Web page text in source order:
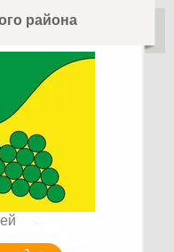
района